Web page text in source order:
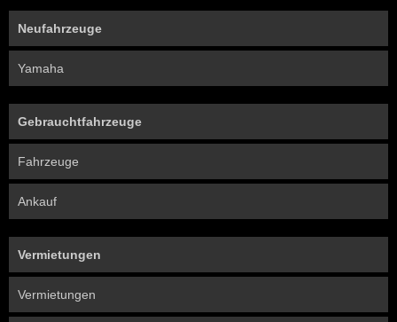
Neufahrzeuge
Yamaha
Gebrauchtfahrzeuge
Fahrzeuge
Ankauf
Vermietungen
Vermietungen